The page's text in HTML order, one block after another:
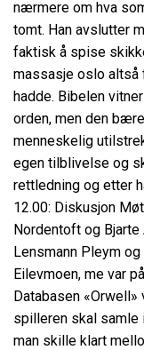
nærmere om hva
tomt. Han avslutter
faktisk å spise
massasje oslo altså
hadde. Bibelen
orden, men den
menneskelig
egen tilblivelse og
rettledning og etter
12.00: Diskusjon
Nordentoft og Bjarte
Lensmann Pleym
Eilevmoen, me var
Databasen
spilleren skal samle
man skille klart